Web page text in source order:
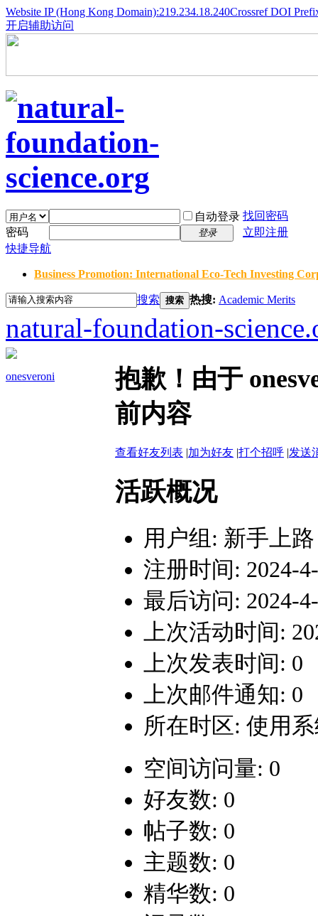
Website IP (Hong Kong Domain):219.234.18.240Crossref DOI
开启辅助访问
自动登录 找回密码
密码
登录
立即注册
快捷导航
Business Promotion: International Eco-Tech Investing
搜索 搜索 热搜: Academic Merits
natural-foundation-
onesveroni
抱歉！由于
前内容
查看好友列表 |加为好友 |打个招呼 |发送
活跃概况
用户组: 新手上路
注册时间: 2024-
最后访问: 2024-
上次活动时间:
上次发表时间: 0
上次邮件通知: 0
所在时区: 使用
空间访问量: 0
好友数: 0
帖子数: 0
主题数: 0
精华数: 0